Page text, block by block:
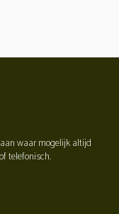
waar mogelijk altijd
telefonisch.